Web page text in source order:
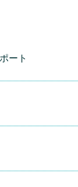
ート